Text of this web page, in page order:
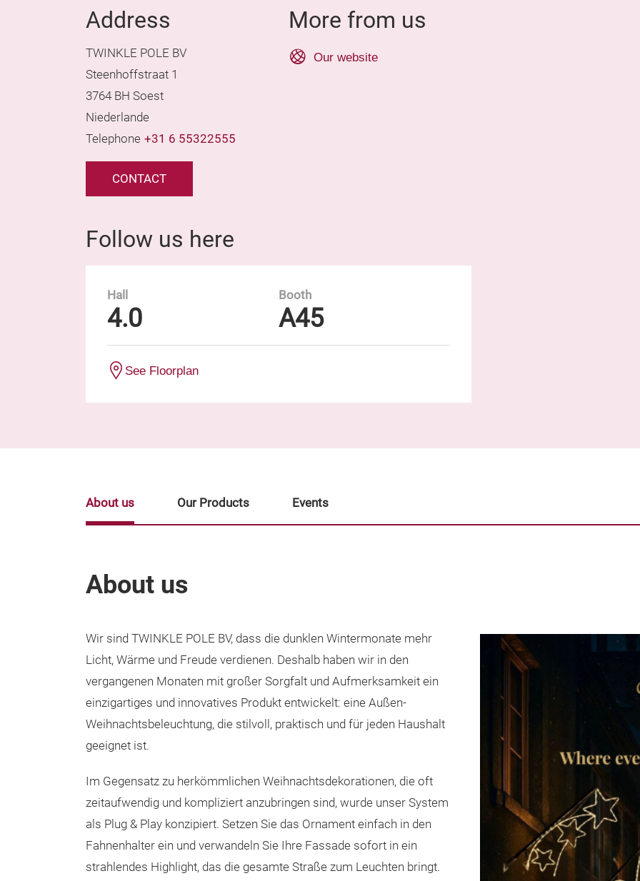
Address
TWINKLE POLE BV
Steenhoffstraat 1
3764 BH Soest
Niederlande
Telephone +31 6 55322555
CONTACT
More from us
Our website
Follow us here
Hall
4.0
Booth
A45
See Floorplan
About us
Wir sind TWINKLE POLE BV, dass die dunklen Wintermonate mehr
Licht, Wärme und Freude verdienen. Deshalb haben wir in den
vergangenen Monaten mit großer Sorgfalt und Aufmerksamkeit ein
einzigartiges und innovatives Produkt entwickelt: eine Außen-
Weihnachtsbeleuchtung, die stilvoll, praktisch und für jeden Haushalt
geeignet ist.
Im Gegensatz zu herkömmlichen Weihnachtsdekorationen, die oft
zeitaufwendig und kompliziert anzubringen sind, wurde unser System
als Plug & Play konzipiert. Setzen Sie das Ornament einfach in den
Fahnenhalter ein und verwandeln Sie Ihre Fassade sofort in ein
strahlendes Highlight, das die gesamte Straße zum Leuchten bringt.
About us Our Products Events